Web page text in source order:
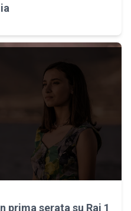
prima serata su Rai 1